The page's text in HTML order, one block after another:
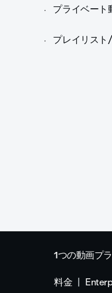
プライベート
プレイリス
1つの動画プ
料金